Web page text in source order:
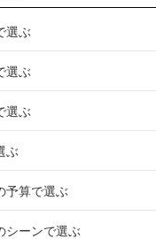
選ぶ
選ぶ
選ぶ
ぶ
予算で選ぶ
シーンで選ぶ